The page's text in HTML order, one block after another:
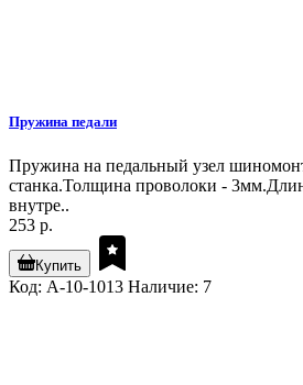
Пружина педали
Пружина на педальный узел
станка.Толщина проволоки -
внутре..
253 р.
Купить
Код: А-10-1013 Наличие: 7